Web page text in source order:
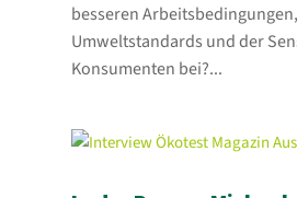
besseren Arbeitsbedingungen,
Umweltstandards und der
Konsumenten bei?...